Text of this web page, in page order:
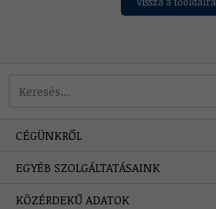
Mire keressünk?
CÉGÜNKRŐL
EGYÉB SZOLGÁLTATÁSAINK
KÖZÉRDEKŰ ADATOK